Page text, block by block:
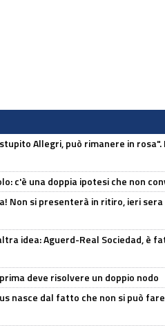
Allegri, può rimanere in rosa".
c'è una doppia ipotesi che non
Non si presenterà in ritiro, ieri
idea: Aguerd-Real Sociedad, è
deve risolvere un doppio nodo
nasce dal fatto che non si può